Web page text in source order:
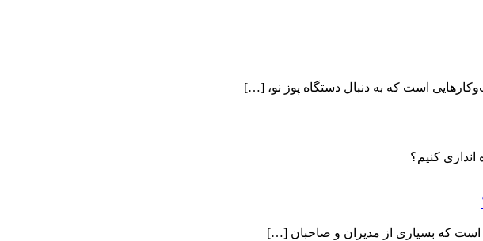
است که به دنبال دستگاه پوز نو، […]
است که بسیاری از مدیران و صاحبان […]